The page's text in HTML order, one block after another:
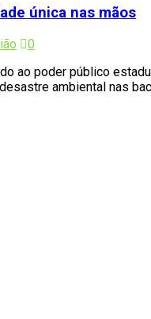
única nas mãos
0
ao poder público
ambiental nas